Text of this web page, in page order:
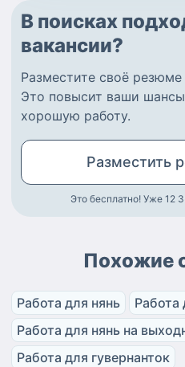
В поисках
вакансии?
Разместите своё резюме
Это повысит ваши
хорошую работу.
Разместить
Это бесплатно! Уже 12
Похожие
Работа для нянь
Работа
Работа для нянь на
Работа для гувернанток